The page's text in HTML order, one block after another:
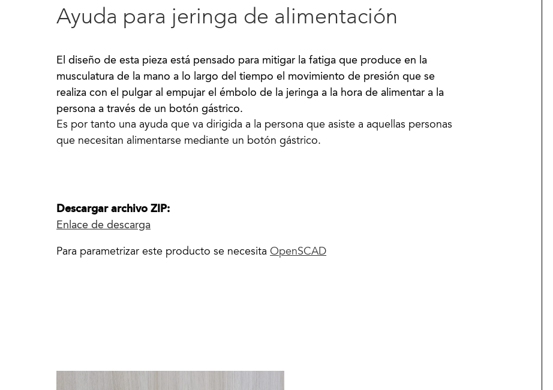
Ayuda para jeringa de alimentación
El diseño de esta pieza está pensado para mitigar la fatiga que produce en la
musculatura de la mano a lo largo del tiempo el movimiento de presión que se
realiza con el pulgar al empujar el émbolo de la jeringa a la hora de alimentar a la
Es por tanto una ayuda que va dirigida a la persona que asiste a aquellas personas
que necesitan alimentarse mediante un botón gástrico.
Descargar archivo ZIP:
Enlace de descarga
Para parametrizar este producto se necesitaOpenSCAD